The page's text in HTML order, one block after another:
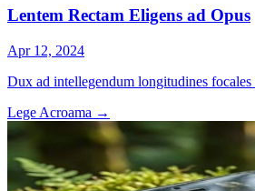
Lentem Rectam Eligens ad Opus
Apr 12, 2024
Dux ad intellegendum longitudines
Lege Acroama →